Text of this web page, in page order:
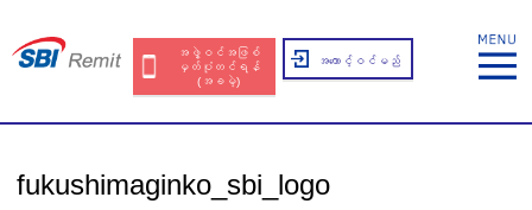
အဖွဲ့ဝင်အဖြစ်
မှတ်ပုံတင်ရန်
(အခမဲ့)
အကောင့်ဝင်မည်
fukushimaginko_sbi_logo